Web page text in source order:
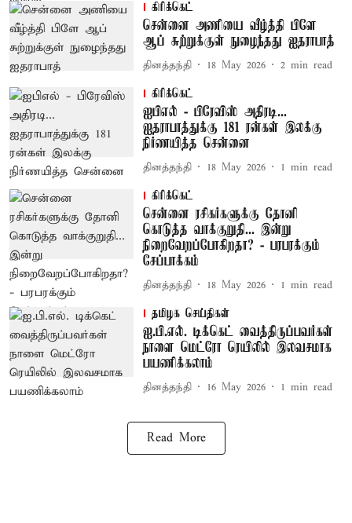
கிரிக்கெட்
சென்னை அணியை வீழ்த்தி பிளே
ஆப் சுற்றுக்குள் நுழைந்தது ஐதராபாத்
தினத்தந்தி 18 May 2026 2 min read
கிரிக்கெட்
ஐபிஎல் - பிரேவிஸ் அதிரடி...
ஐதராபாத்துக்கு 181 ரன்கள் இலக்கு
நிர்ணயித்த சென்னை
தினத்தந்தி 18 May 2026 1 min read
கிரிக்கெட்
சென்னை ரசிகர்களுக்கு தோனி
கொடுத்த வாக்குறுதி... இன்று
நிறைவேறப்போகிறதா? - பரபரக்கும்
சேப்பாக்கம்
தினத்தந்தி 18 May 2026 1 min read
தமிழக செய்திகள்
ஐ.பி.எல். டிக்கெட் வைத்திருப்பவர்கள்
நாளை மெட்ரோ ரெயிலில் இலவசமாக
பயணிக்கலாம்
தினத்தந்தி 16 May 2026 1 min read
Read More